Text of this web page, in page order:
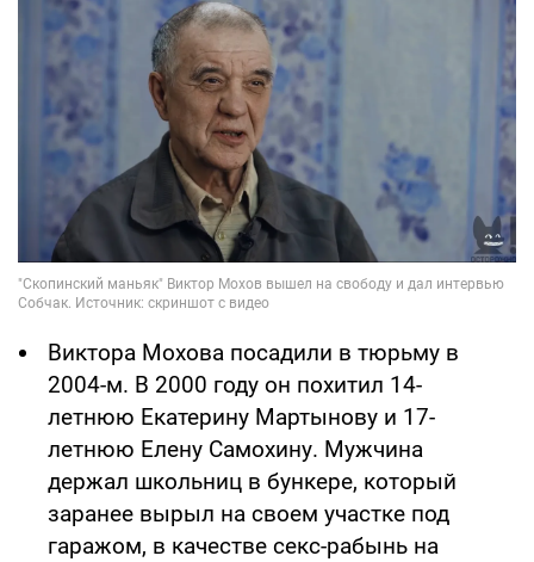
Виктора Мохова посадили в тюрьму в
2004-м. В 2000 году он похитил 14-
летнюю Екатерину Мартынову и 17-
летнюю Елену Самохину. Мужчина
держал школьниц в бункере, который
заранее вырыл на своем участке под
гаражом, в качестве секс-рабынь на